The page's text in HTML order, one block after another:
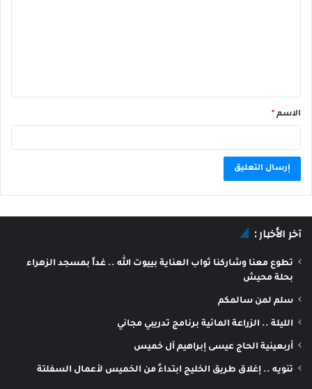
الاسم *
t
n
آخر الأخبار :
تطوع معنا وشاركنا ثواب العناية بييوت الله .. غداً بمسجد الزهراء
بحلة محيش
سلم لمن سالمكم
الليلة .. الزراعة المائية برنامج تدريبي مجاني
أربعينية الحاج عيسى إبراهيم آل خميس
تنويه .. إغلاق طريق الخليج ابتداءً من الخميس لأعمال السفلتة